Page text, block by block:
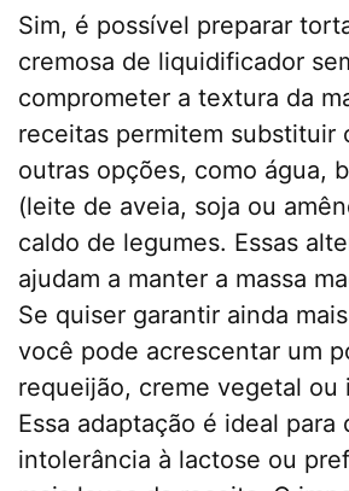
Sim, é possível preparar
cremosa de liquidificador
comprometer a textura da
receitas permitem substituir
outras opções, como água,
(leite de aveia, soja ou
caldo de legumes. Essas
ajudam a manter a massa
Se quiser garantir ainda
você pode acrescentar um
requeijão, creme vegetal ou
Essa adaptação é ideal para
intolerância à lactose ou